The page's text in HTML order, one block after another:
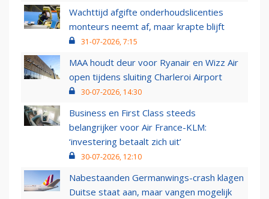
Wachttijd afgifte onderhoudslicenties
monteurs neemt af, maar krapte blijft
31-07-2026, 7:15
MAA houdt deur voor Ryanair en Wizz Air
open tijdens sluiting Charleroi Airport
30-07-2026, 14:30
Business en First Class steeds
belangrijker voor Air France-KLM:
‘investering betaalt zich uit’
30-07-2026, 12:10
Nabestaanden Germanwings-crash klagen
Duitse staat aan, maar vangen mogelijk